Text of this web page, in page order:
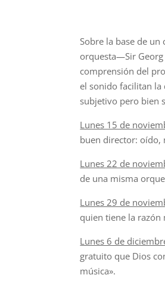
Sobre la base de
orquesta—Sir
comprensión del
el sonido facilitan
subjetivo pero bien
Lunes 15 de
buen director: oído,
Lunes 22 de
de una misma
Lunes 29 de
quien tiene la
Lunes 6 de
gratuito que Dios
música».